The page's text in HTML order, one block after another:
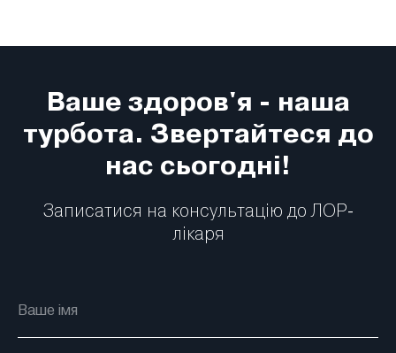
Ваше здоров'я - наша
турбота. Звертайтеся до
нас сьогодні!
Записатися на консультацію до ЛОР-
лікаря